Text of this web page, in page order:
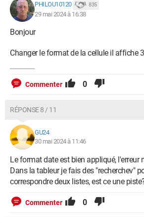
PHILOU10120 835
29 mai 2024 à 16:38
Bonjour
Changer le format de la cellule il affiche
Commenter 0
RÉPONSE 8 / 11
GU24
30 mai 2024 à 11:46
Le format date est bien appliqué, l'erreur
Dans la tableur je fais des "recherchev"
correspondre deux listes, est ce une
Commenter 0